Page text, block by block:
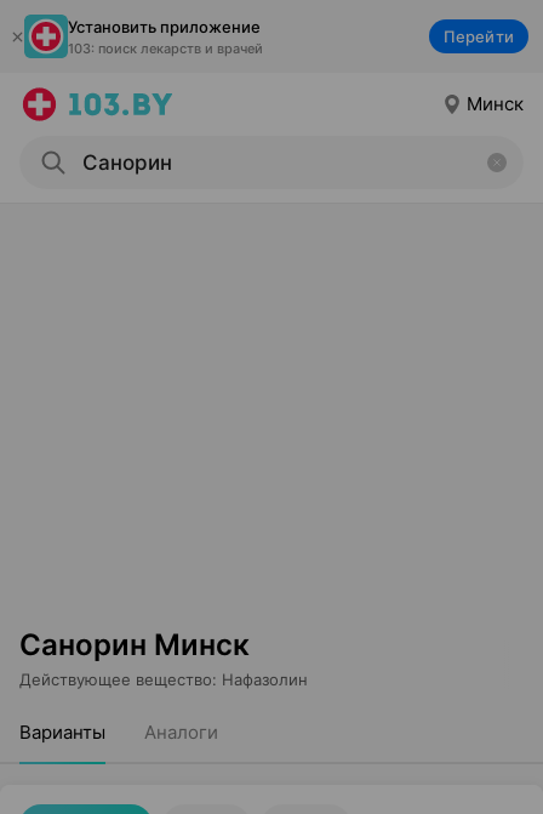
Установить приложение
103: поиск лекарств и врачей
Перейти
Минск
Санорин Минск
Действующее вещество: Нафазолин
Варианты Аналоги